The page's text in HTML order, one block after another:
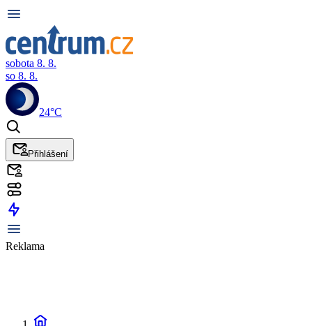
sobota 8. 8.
so 8. 8.
24°C
Přihlášení
Reklama